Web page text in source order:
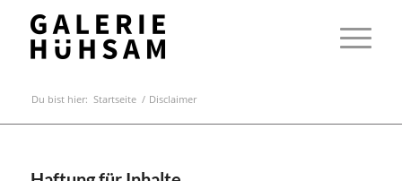
Du bist hier: Startseite / Disclaimer